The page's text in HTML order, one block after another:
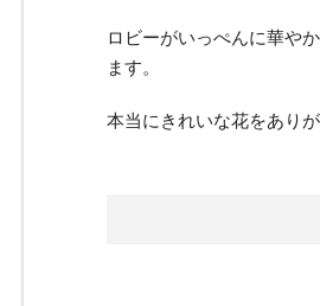
ロビーがいっぺんに華や
ます。
本当にきれいな花をあり